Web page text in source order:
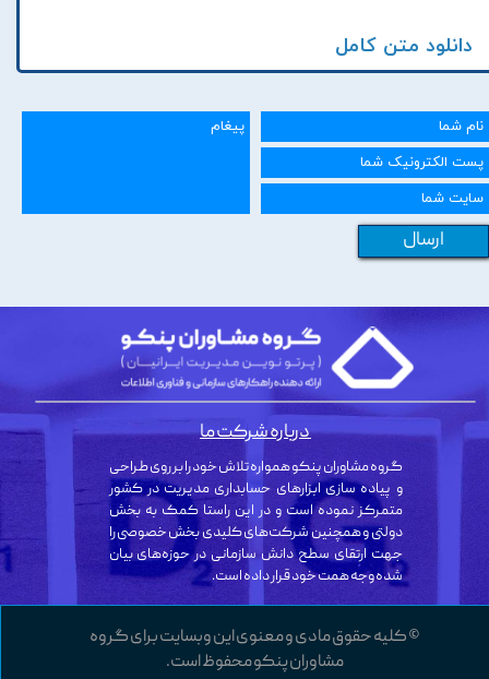
دانلود متن کامل
ارسال
© کلیه حقوق مادی و معنوی این وبسایت برای گروه
مشاوران پنکو محفوظ است.
گروه مشاوران پنکو همواره تلاش خود را بر روی طراحی
و پیاده سازی ابزارهای حسابداری مدیریت در کشور
متمرکز نموده است و در این راستا کمک به بخش
دولتی و همچنین شرکت‌های کلیدی بخش خصوصی را
جهت ارتقای سطح دانش سازمانی در حوزه‌های بیان
شده وجه همت خود قرار داده است.
درباره شرکت ما